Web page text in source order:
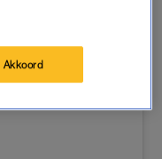
Akkoord